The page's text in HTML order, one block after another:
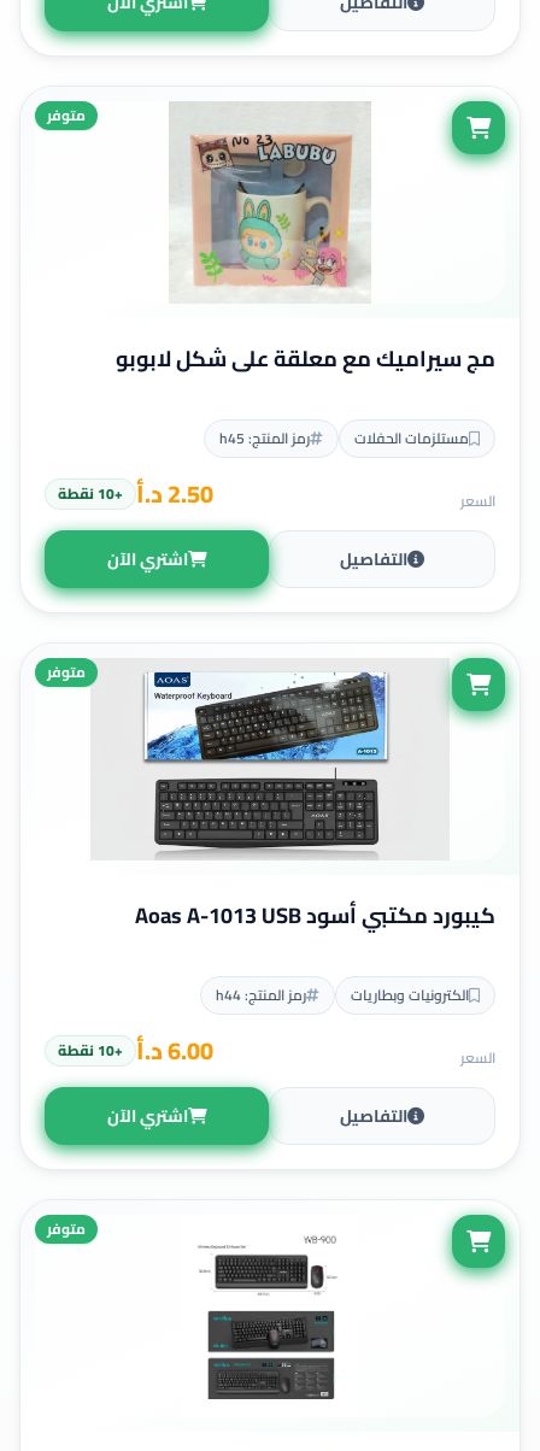
Sharpener Xinle
Sigma
Sketching Pencil
Staedtler
XSG
corot
mingda
multi office
nfc
p2
thumbtacks
uni-ball Eye fine
متوفر
مج سيراميك مع معلقة على شكل لابوبو
مستلزمات الحفلات رمز المنتج: h45
السعر 2.50 د.أ +10 نقطة
التفاصيل اشتري الآن
متوفر
كيبورد مكتبي أسود Aoas A-1013 USB
الكترونيات وبطاريات رمز المنتج: h44
السعر 6.00 د.أ +10 نقطة
التفاصيل اشتري الآن
متوفر